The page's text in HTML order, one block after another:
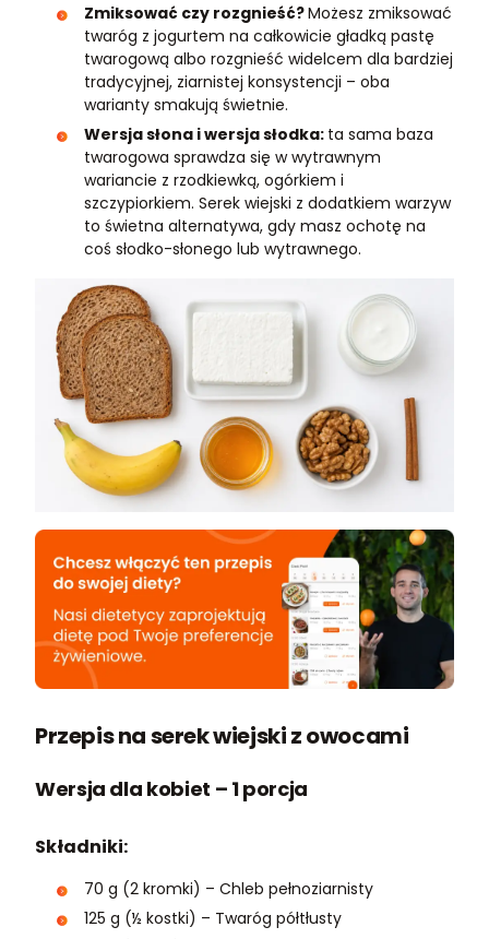
Zmiksować czy rozgnieść?Możesz zmiksować
twaróg z jogurtem na całkowicie gładką pastę
twarogową albo rozgnieść widelcem dla bardziej
tradycyjnej, ziarnistej konsystencji – oba
warianty smakują świetnie.
Wersja słona i wersja słodka: ta sama baza
twarogowa sprawdza się w wytrawnym
wariancie z rzodkiewką, ogórkiem i
szczypiorkiem. Serek wiejski z dodatkiem warzyw
to świetna alternatywa, gdy masz ochotę na
coś słodko-słonego lub wytrawnego.
Przepis na serek wiejski z owocami
Wersja dla kobiet – 1 porcja
Składniki:
70 g (2 kromki) – Chleb pełnoziarnisty
125 g (½ kostki) – Twaróg półtłusty